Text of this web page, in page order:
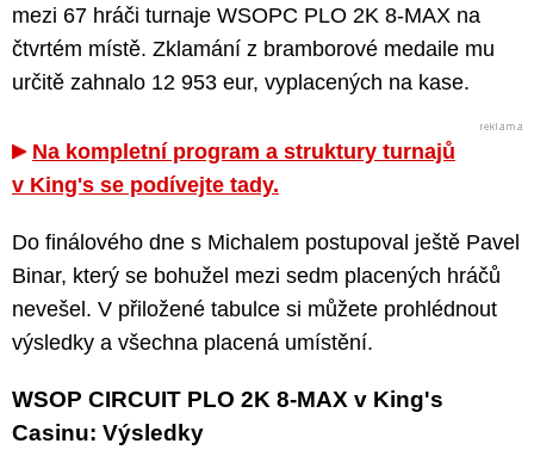
mezi 67 hráči turnaje WSOPC PLO 2K 8-MAX na
čtvrtém místě. Zklamání z bramborové medaile mu
určitě zahnalo 12 953 eur, vyplacených na kase.
Na kompletní program a struktury turnajů
v King's se podívejte tady.
Do finálového dne s Michalem postupoval ještě Pavel
Binar, který se bohužel mezi sedm placených hráčů
nevešel. V přiložené tabulce si můžete prohlédnout
výsledky a všechna placená umístění.
WSOP CIRCUIT PLO 2K 8-MAX v King's
Casinu: Výsledky